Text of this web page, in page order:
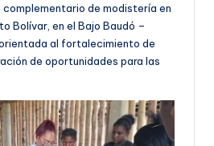
de modistería en
Bolívar, en el Bajo Baudó –
al fortalecimiento de
de oportunidades para las